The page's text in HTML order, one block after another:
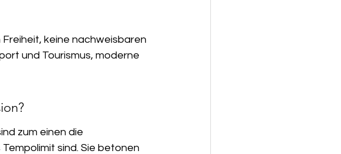
keine nachweisbaren
und Tourismus, moderne
zum einen die
sind. Sie betonen